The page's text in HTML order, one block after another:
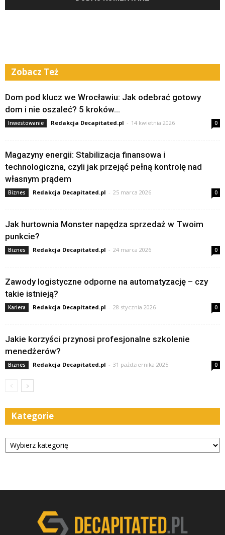
Zobacz Też
Dom pod klucz we Wrocławiu: Jak odebrać gotowy
dom i nie oszaleć? 5 kroków...
Inwestowanie Redakcja Decapitated.pl - 14 kwietnia 2026 0
Magazyny energii: Stabilizacja finansowa i
technologiczna, czyli jak przejąć pełną kontrolę nad
własnym prądem
Biznes Redakcja Decapitated.pl - 25 marca 2026 0
Jak hurtownia Monster napędza sprzedaż w Twoim
punkcie?
Biznes Redakcja Decapitated.pl - 24 marca 2026 0
Zawody logistyczne odporne na automatyzację – czy
takie istnieją?
Kariera Redakcja Decapitated.pl - 28 stycznia 2026 0
Jakie korzyści przynosi profesjonalne szkolenie
menedżerów?
Biznes Redakcja Decapitated.pl - 31 października 2025 0
Kategorie
Kategorie